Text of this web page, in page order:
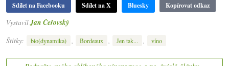
Sdílet na Facebooku Sdílet na X Bluesky Kopírovat odkaz
Vystavil Jan Čeřovský
Štítky:
bio(dynamika) , Bordeaux , Jen tak... , víno